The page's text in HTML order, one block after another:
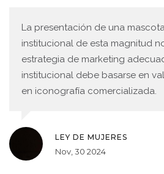
La presentación de una
institucional de esta magnitud
estrategia de marketing
institucional debe basarse en
en iconografía comercializada.
LEY DE MUJERES
Nov, 30 2024